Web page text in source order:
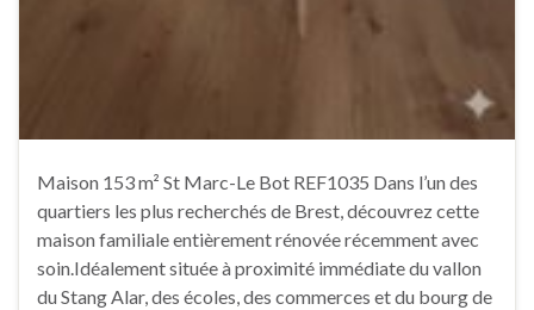
Maison 153 m² St Marc-Le Bot REF1035 Dans l’un des
quartiers les plus recherchés de Brest, découvrez cette
maison familiale entièrement rénovée récemment avec
soin.Idéalement située à proximité immédiate du vallon
du Stang Alar, des écoles, des commerces et du bourg de